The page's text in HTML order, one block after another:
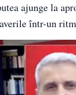
ajunge la
într-un